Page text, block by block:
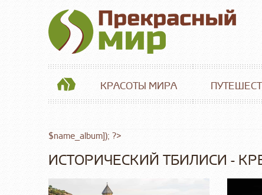
КРАСОТЫ МИРА
$name_album]); ?>
ИСТОРИЧЕСКИЙ ТБИЛИСИ -